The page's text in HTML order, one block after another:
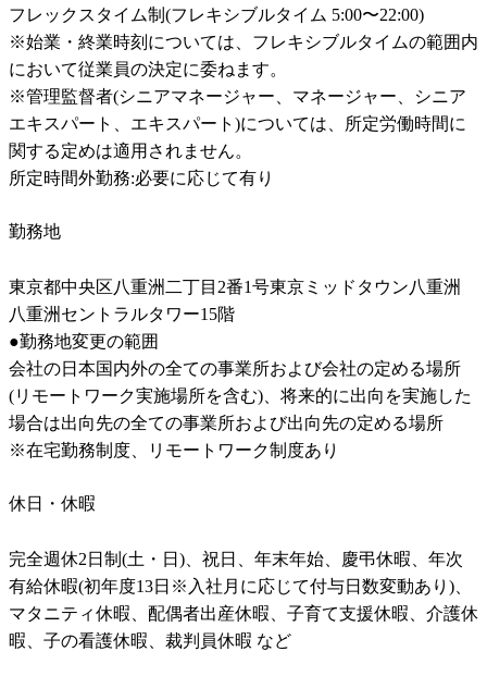
フレックスタイム制(フレキシブルタイム 5:00〜22:00)
※始業・終業時刻については、フレキシブルタイムの範囲内
において従業員の決定に委ねます。
※管理監督者(シニアマネージャー、マネージャー、シニア
エキスパート、エキスパート)については、所定労働時間に
関する定めは適用されません。
所定時間外勤務:必要に応じて有り
勤務地
東京都中央区八重洲二丁目2番1号東京ミッドタウン八重洲
八重洲セントラルタワー15階
●勤務地変更の範囲
会社の日本国内外の全ての事業所および会社の定める場所
(リモートワーク実施場所を含む)、将来的に出向を実施した
場合は出向先の全ての事業所および出向先の定める場所
※在宅勤務制度、リモートワーク制度あり
休日・休暇
完全週休2日制(土・日)、祝日、年末年始、慶弔休暇、年次
有給休暇(初年度13日※入社月に応じて付与日数変動あり)、
マタニティ休暇、配偶者出産休暇、子育て支援休暇、介護休
暇、子の看護休暇、裁判員休暇 など